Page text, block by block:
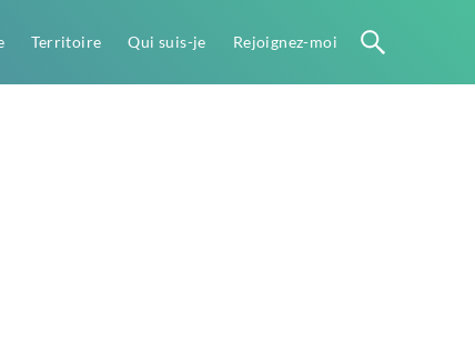
Territoire Qui suis-je Rejoignez-moi